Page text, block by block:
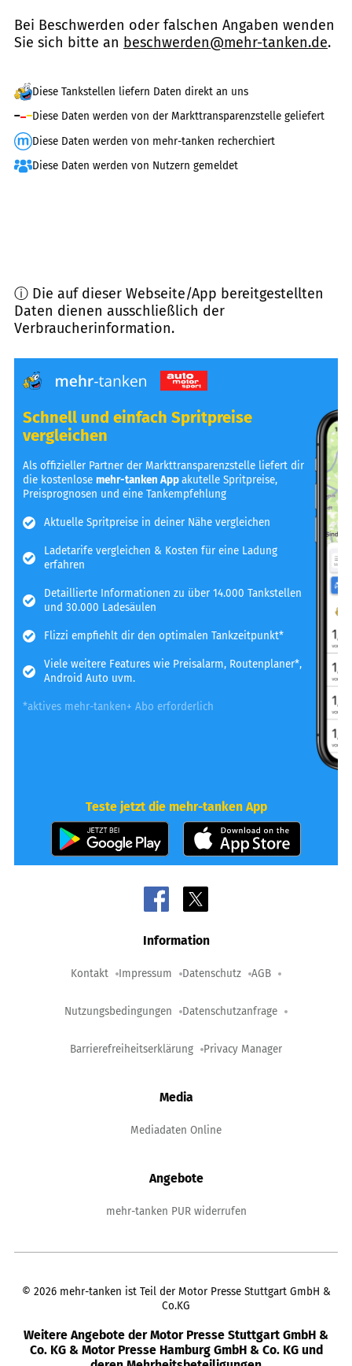
Bei Beschwerden oder falschen Angaben wenden
Sie sich bitte an beschwerden@mehr-tanken.de.
Diese Tankstellen liefern Daten direkt an uns
Diese Daten werden von der Markttransparenzstelle geliefert
Diese Daten werden von mehr-tanken recherchiert
Diese Daten werden von Nutzern gemeldet
ⓘ Die auf dieser Webseite/App bereitgestellten
Daten dienen ausschließlich der
Verbraucherinformation.
Schnell und einfach Spritpreise
vergleichen
Als offizieller Partner der Markttransparenzstelle liefert dir
die kostenlosemehr-tanken Appakutelle Spritpreise,
Preisprognosen und eine Tankempfehlung
Aktuelle Spritpreise in deiner Nähe vergleichen
Ladetarife vergleichen & Kosten für eine Ladung
erfahren
Detaillierte Informationen zu über 14.000 Tankstellen
und 30.000 Ladesäulen
Flizzi empfiehlt dir den optimalen Tankzeitpunkt*
Viele weitere Features wie Preisalarm, Routenplaner*,
Android Auto uvm.
*aktives mehr-tanken+ Abo erforderlich
Teste jetzt die mehr-tanken App
Information
Kontakt Impressum Datenschutz AGB
Nutzungsbedingungen Datenschutzanfrage
Barrierefreiheitserklärung Privacy Manager
Media
Mediadaten Online
Angebote
mehr-tanken PUR widerrufen
© 2026 mehr-tanken ist Teil der Motor Presse Stuttgart GmbH &
Co.KG
Weitere Angebote der Motor Presse Stuttgart GmbH &
Co. KG & Motor Presse Hamburg GmbH & Co. KG und